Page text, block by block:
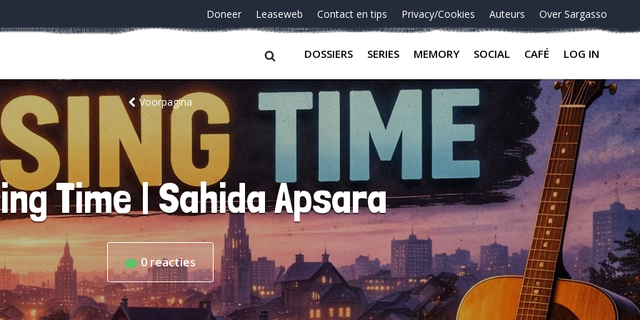
Doneer Leaseweb Contact en tips Privacy/Cookies Auteurs Over Sargasso
DOSSIERS SERIES MEMORY SOCIAL CAFÉ LOG IN
Voorpagina
Time | Sahida Apsara
0 reacties